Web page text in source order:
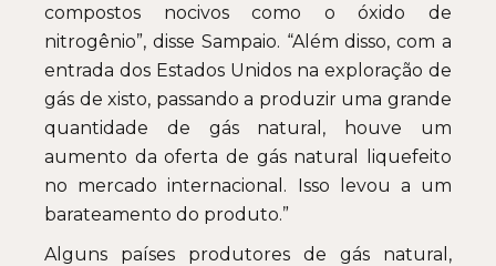
compostos nocivos como o óxido de
nitrogênio”, disse Sampaio. “Além disso, com a
entrada dos Estados Unidos na exploração de
gás de xisto, passando a produzir uma grande
quantidade de gás natural, houve um
aumento da oferta de gás natural liquefeito
no mercado internacional. Isso levou a um
barateamento do produto.”
Alguns países produtores de gás natural,